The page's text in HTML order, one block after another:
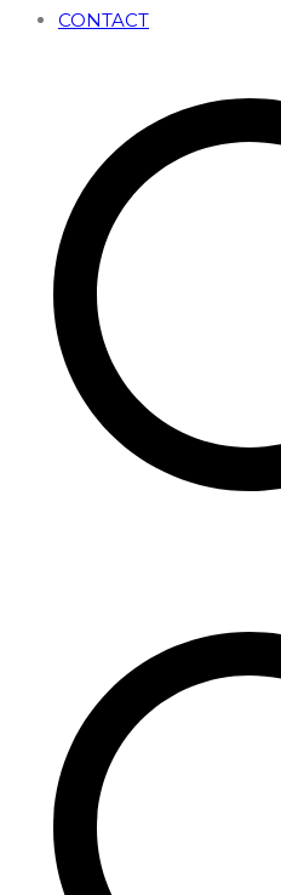
CONTACT